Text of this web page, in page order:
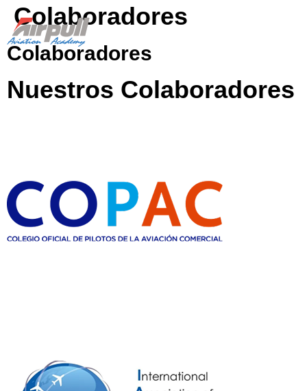
Colaboradores
Colaboradores
Nuestros Colaboradores